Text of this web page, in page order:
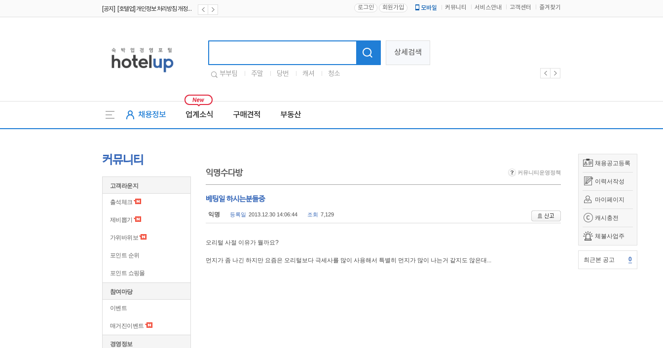
[공지] [호텔업] 개인정보 처리방침 개정본1 (19.09.02) 로그인 회원가입 모바일 커뮤니티 서비스안내 고객센터 즐겨찾기
상세검색
부부팀 주말 당번 캐셔 청소
채용정보 업계소식 구매견적 부동산
채용공고등록
이력서작성
마이페이지
캐시충전
체불사업주
최근본 공고 0
커뮤니티
고객라운지
출석체크
제비뽑기
가위바위보
포인트 순위
포인트 쇼핑몰
참여마당
이벤트
매거진이벤트
경영정보
익명수다방 커뮤니티운영정책
베팅일 하시는분들중
익명 등록일 2013.12.30 14:06:44 조회 7,129
오리털 사절 이유가 뭘까요?
먼지가 좀 나긴 하지만 요즘은 오리털보다 극세사를 많이 사용해서 특별히 먼지가 많이 나는거 같지도 않은대...